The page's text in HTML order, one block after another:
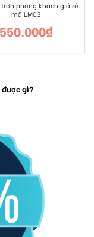
trơn phòng khách giá rẻ
mã LM03
550.000₫
gì?